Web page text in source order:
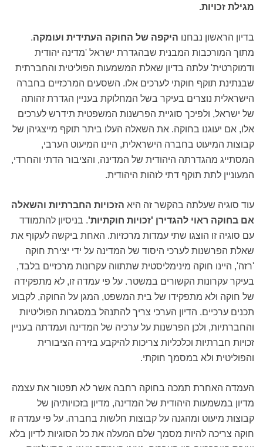
מגילת זכויות.
בדיון הראשון נבחנו היקפה של החוקה העתידית ועומקה.
מתוך המורכבות המבנית שבהגדרת ישראל 'מדינה יהודית
ודמוקרטית' עלתה בדיון שאלת המשמעות הפוליטית והחברתית
שבנתינת תוקף חוקתי לערכים אלו. השסעים המרכזיים בחברה
הישראלית נוצרים בעיקר בשל המחלוקת בעניין הגדרת זהותה
של ישראל, ולפיכך סוגיית הפרשנות המשפטית תידרש לערכים
אלו, אם יעוגנו בחוקה. את השאלה העלו ביתר תוקף מייצגיהן של
קבוצות המיעוט בחברה הישראלית, היינו המיעוט הערבי,
המסתייג מהגדרתה היהודית של המדינה, והציבור הדתי והחרדי,
המעוניין לתת תוקף דתי לזהות היהודית.
עוד סוגיה שעלתה בהקשר זה היא הזכויות החברתיות והשאלה
אם בחוקה ראוי להגדירן 'זכויות חוקתיות'. בניסיון להתמודד
עם סוגיה זו הוצגו שתי עמדות מרכזיות. האחת ביקשה לעקוף את
שאלת הפרשנות לערכי היסוד של המדינה על ידי יצירת חוקה
'רזה', היינו חוקה מינימליסטית שתתווה עקרונות מרכזיים בלבד,
בעיקר עקרונות הקשורים במשטר. על פי עמדה זו, לא מתפקידה
של חוקה ולא מתפקידו של בית המשפט, המגן על החוקה, לקבוע
תכנים ערכיים. הדיון הערכי צריך להתנהל במסגרות הפוליטיות
והחברתיות, ולכן הפרשנות על ערכיה של המדינה ועמדתה בעניין
זכויות חברתיות וכלכליות צריכות להיקבע בזירה הציבורית
והפוליטית ולא במסמך חוקתי.
העמדה האחרת תמכה בחוקה רחבה אשר לא תפטור את עצמה
מדיון במשמעות היהודית של המדינה, מדיון בזכויותיהן של
קבוצות מיעוט ומהגנה על קבוצות חלשות בחברה. על פי עמדה זו
חוקה צריכה להיות מסמך שלם המעלה את כל הסוגיות לדיון בלא